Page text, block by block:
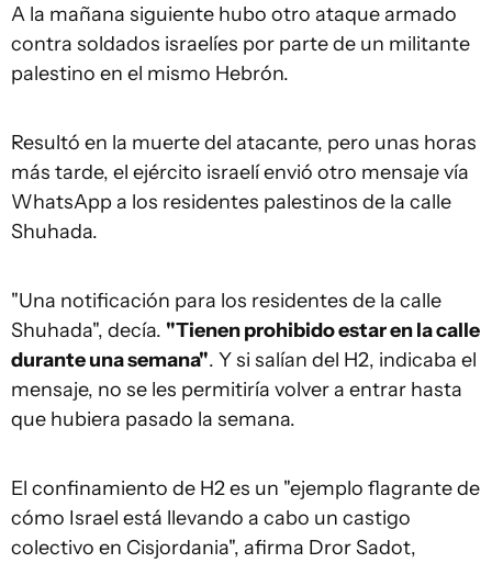
A la mañana siguiente hubo otro ataque armado
contra soldados israelíes por parte de un militante
palestino en el mismo Hebrón.
Resultó en la muerte del atacante, pero unas horas
más tarde, el ejército israelí envió otro mensaje vía
WhatsApp a los residentes palestinos de la calle
Shuhada.
"Una notificación para los residentes de la calle
Shuhada", decía. "Tienen prohibido estar en la calle
durante una semana". Y si salían del H2, indicaba el
mensaje, no se les permitiría volver a entrar hasta
que hubiera pasado la semana.
El confinamiento de H2 es un "ejemplo flagrante de
cómo Israel está llevando a cabo un castigo
colectivo en Cisjordania", afirma Dror Sadot,